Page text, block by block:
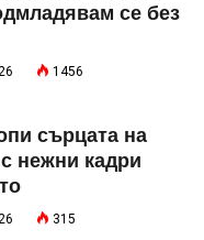
се без
1456
сърцата на
нежни кадри
315